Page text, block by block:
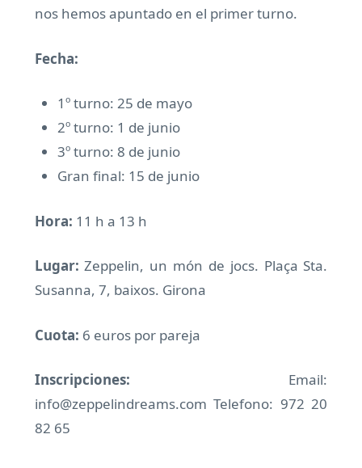
nos hemos apuntado en el primer turno.
Fecha:
1º turno: 25 de mayo
2º turno: 1 de junio
3º turno: 8 de junio
Gran final: 15 de junio
Hora: 11 h a 13 h
Lugar: Zeppelin, un món de jocs. Plaça Sta.
Susanna, 7, baixos. Girona
Cuota: 6 euros por pareja
Inscripciones:
Email:
info@zeppelindreams.com Telefono: 972 20
82 65